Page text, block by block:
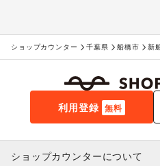
ショップカウンター 千葉県 船橋市 新
利用登録 無料
ショップカウンターについて